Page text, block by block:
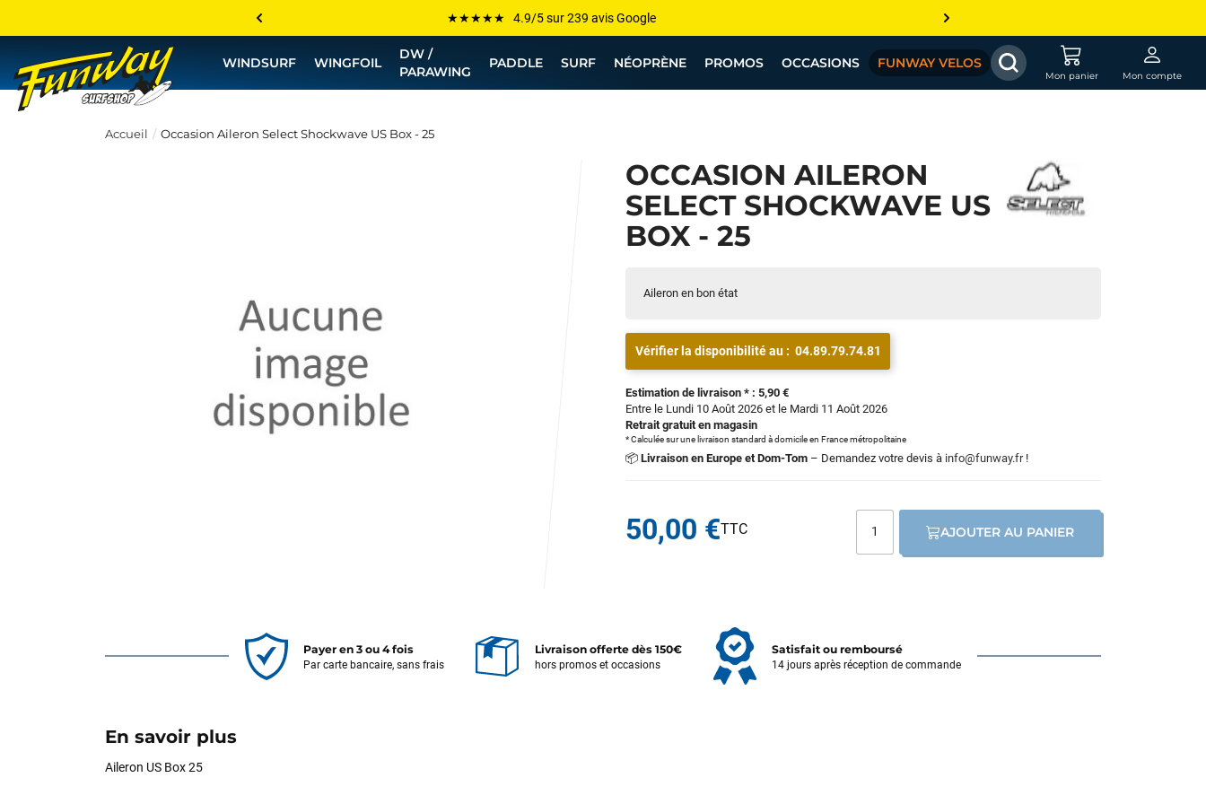
Les plus grandes marques sont chez Funway
💰 Meilleur prix garanti — Moins cher ailleurs ? On s’aligne !
WINDSURF WINGFOIL
DW /
PARAWING
PADDLE SURF NÉOPRÈNE PROMOS OCCASIONS FUNWAY VELOS
Mon panier Mon compte
Accueil Occasion Aileron Select Shockwave US Box - 25
OCCASION AILERON
SELECT SHOCKWAVE US
BOX - 25
Aileron en bon état
Vérifier la disponibilité au : 04.89.79.74.81
Estimation de livraison * : 5,90 €
Entre le Lundi 10 Août 2026 et le Mardi 11 Août 2026
Retrait gratuit en magasin
* Calculée sur une livraison standard à domicile en France métropolitaine
📦 Livraison en Europe et Dom-Tom – Demandez votre devis à info@funway.fr!
50,00 € AJOUTER AU PANIER
Payer en 3 ou 4 fois
Par carte bancaire, sans frais
Livraison offerte dès 150€
hors promos et occasions
Satisfait ou remboursé
14 jours après réception de commande
En savoir plus
Aileron US Box 25